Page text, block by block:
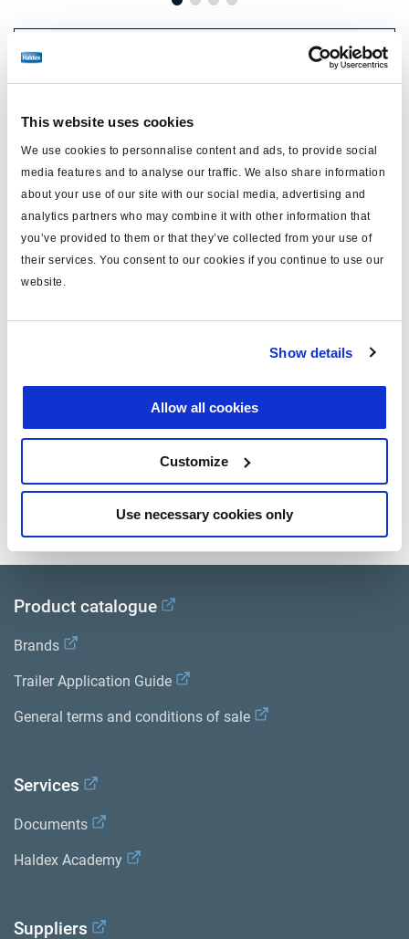
This website uses cookies
We use cookies to personnalise content and ads, to provide social
media features and to analyse our traffic. We also share information
about your use of our site with our social media, advertising and
analytics partners who may combine it with other information that
you’ve provided to them or that they’ve collected from your use of
their services. You consent to our cookies if you continue to use our
website.
Show details
Allow all cookies
Customize
Use necessary cookies only
Precio: €63,00 / unidad
Especificaciones técnicas
tipo cable
para extensión sensor
long. (m)
peso (kg) 0.09
Vea todas las publicaciones relacionadas en nuestra
Biblioteca bibliográfica de productos.
Product catalogue
Brands
Trailer Application Guide
General terms and conditions of sale
Services
Documents
Haldex Academy
Suppliers